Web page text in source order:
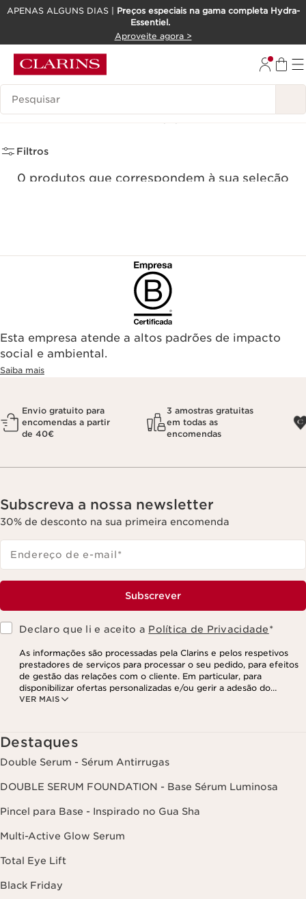
SALTAR PARA O CONTEÚDO
APENAS ALGUNS DIAS | Preços especiais na gama completa Hydra-
Essentiel.
Aproveite agora >
Pesquisar Legenda
Os Mais Vendidos (0)
Filtros
0 produtos que correspondem à sua seleção
Esta empresa atende a altos padrões de impacto
social e ambiental.
Saiba mais
Envio gratuito para
encomendas a partir
de 40€
3 amostras gratuitas
em todas as
encomendas
Subscreva a nossa newsletter
30% de desconto na sua primeira encomenda
Endereço de e-mail*
Subscrever
Declaro que li e aceito a Política de Privacidade*
VER MAIS
As informações são processadas pela Clarins e pelos respetivos
prestadores de serviços para processar o seu pedido, para efeitos
de gestão das relações com o cliente. Em particular, para
disponibilizar ofertas personalizadas e/ou gerir a adesão do
utilizador ao nosso programa de fidelização e para criar o seu
as suas informações, assim como o direito de se opor e impedir o
respetivo processamento. Poderá exercer este direito,
contactando-nos. Para mais informações, consulte a nossa política
de privacidade, clicando aqui
Destaques
Double Serum - Sérum Antirrugas
DOUBLE SERUM FOUNDATION - Base Sérum Luminosa
Pincel para Base - Inspirado no Gua Sha
Multi-Active Glow Serum
Total Eye Lift
Black Friday